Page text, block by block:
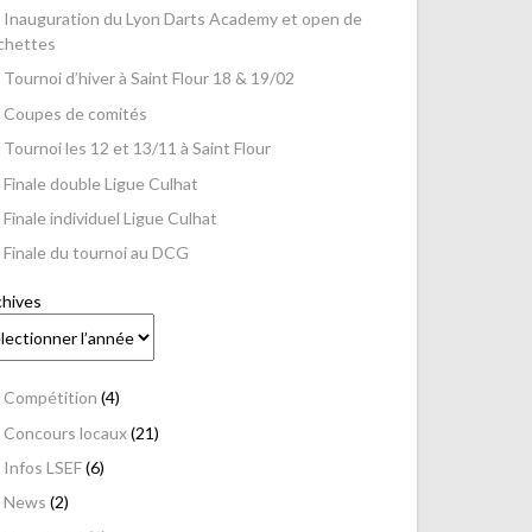
Inauguration du Lyon Darts Academy et open de
Tournoi d’hiver à Saint Flour 18 & 19/02
Coupes de comités
Tournoi les 12 et 13/11 à Saint Flour
Finale double Ligue Culhat
Finale individuel Ligue Culhat
Finale du tournoi au DCG
Compétition (4)
Concours locaux(21)
Infos LSEF(6)
News (2)